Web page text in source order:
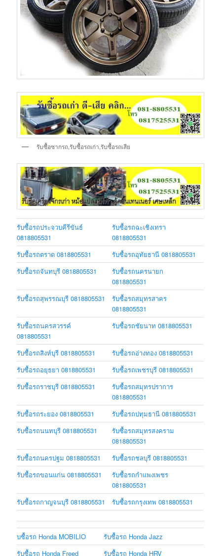
รับซื้อซากรถ,รับซื้อรถเก่า,รับซื้อรถเสีย
รับซื้อรถประจวบคีรีขันธ์
0818805531
รับซื้อรถฉะเชิงเทรา
0818805531
รับซื้อรถตราด 0818805531
รับซื้อรถอุทัยธานี 0818805531
รับซื้อรถจันทบุรี 0818805531
รับซื้อรถนครนายก
0818805531
รับซื้อรถสุพรรณบุรี 0818805531
รับซื้อรถสมุทรสาคร
0818805531
รับซื้อรถนครสวรรค์
0818805531
รับซื้อรถชัยนาท 0818805531
รับซื้อรถสิงห์บุรี 0818805531
รับซื้อรถอ่างทอง 0818805531
รับซื้อรถอยุธยา 0818805531
รับซื้อรถเพชรบุรี 0818805531
รับซื้อรถราชบุรี 0818805531
รับซื้อรถสมุทรปราการ
0818805531
รับซื้อรถระยอง 0818805531
รับซื้อรถปทุมธานี 0818805531
รับซื้อรถนนทบุรี 0818805531
รับซื้อรถสมุทรสงคราม
0818805531
รับซื้อรถนครปฐม 0818805531
รับซื้อรถชลบุรี 0818805531
รับซื้อรถขอนแก่น 0818805531
รับซื้อรถกำแพงเพชร
0818805531
รับซื้อรถกาญจนบุรี 0818805531
รับซื้อรถกรุงเทพ 0818805531
บซื้อรถ Honda MOBILIO
รับซื้อรถ Honda Jazz
รับซื้อรถ Honda Freed
รับซื้อรถ Honda HRV